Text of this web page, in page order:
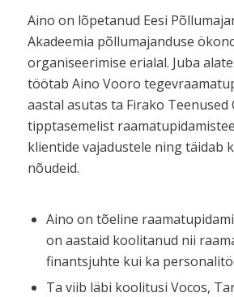
Aino on lõpetanud Eesi
Akadeemia põllumajanduse
organiseerimise erialal. Juba
töötab Aino Vooro
aastal asutas ta Firako Teenused
tipptasemelist
klientide vajadustele ning täidab
nõudeid.
Aino on tõeline
on aastaid koolitanud nii
finantsjuhte kui ka
Ta viib läbi koolitusi Vocos,